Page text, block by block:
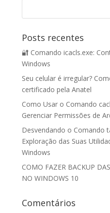
Posts recentes
🔐 Comando icacls.exe:
Windows
Seu celular é irregular?
certificado pela Anatel
Como Usar o Comando
Gerenciar Permissões de
Desvendando o Comando
Exploração das Suas
Windows
COMO FAZER BACKUP
NO WINDOWS 10
Comentários